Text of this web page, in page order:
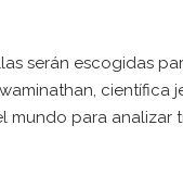
serán escogidas
científica
para analizar